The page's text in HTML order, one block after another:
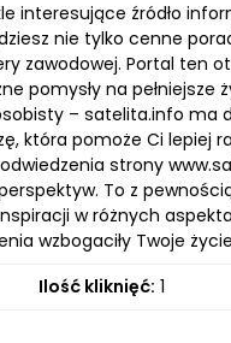
interesujące źródło
nie tylko cenne
zawodowej. Portal ten
pomysły na pełniejsze
– satelita.info ma
która pomoże Ci lepiej
strony
To z
w różnych
wzbogaciły Twoje
Ilość kliknięć: 1